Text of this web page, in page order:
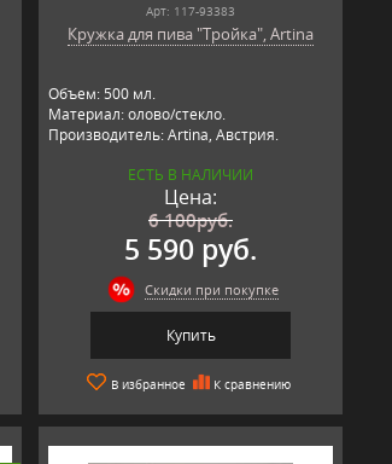
Арт: 117-93383
Кружка для пива "Тройка", Artina
Объем: 500 мл.
Материал: олово/стекло.
Производитель: Artina, Австрия.
ЕСТЬ В НАЛИЧИИ
Цена:
6 100руб.
5 590 руб.
Скидки при покупке
Купить
В избранное К сравнению